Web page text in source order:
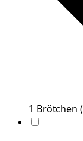
1 Brötchen (